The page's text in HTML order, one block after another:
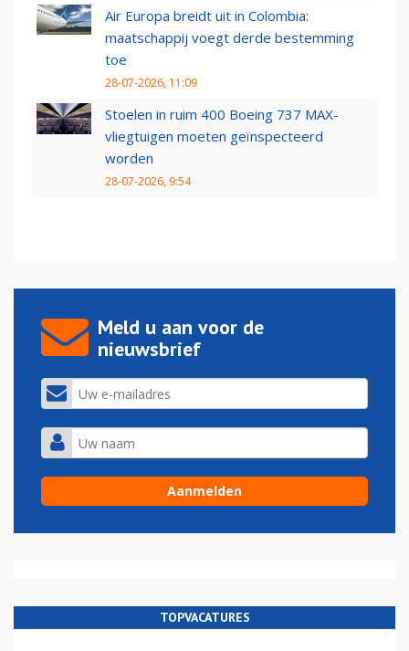
Air Europa breidt uit in Colombia:
maatschappij voegt derde bestemming
toe
28-07-2026, 11:09
Stoelen in ruim 400 Boeing 737 MAX-
vliegtuigen moeten geïnspecteerd
worden
28-07-2026, 9:54
Meld u aan voor de
nieuwsbrief
TOPVACATURES